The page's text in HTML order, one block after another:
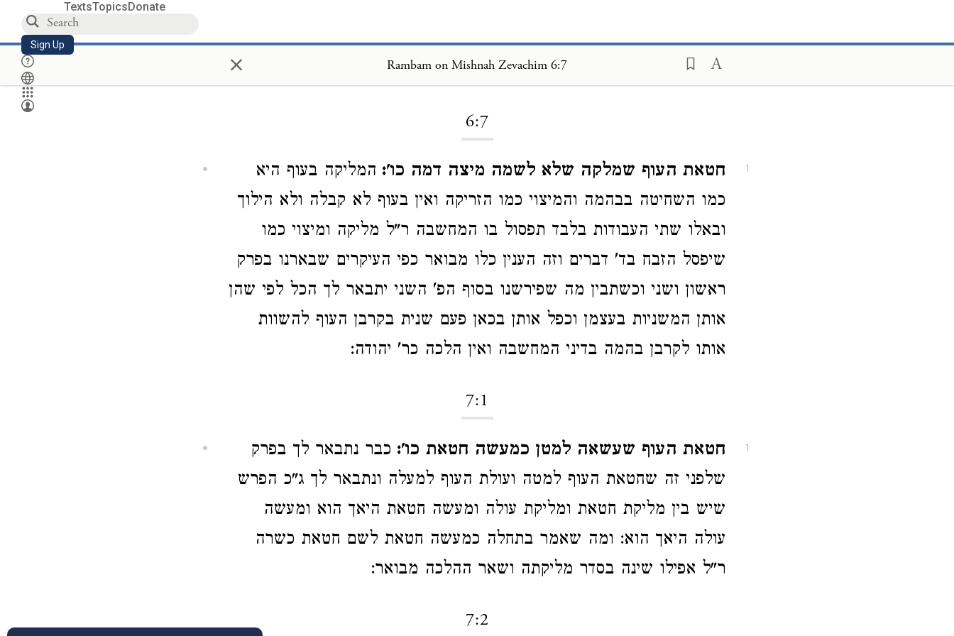
TextsTopicsDonate
Sign Up × Rambam on Mishnah Zevachim 6:7
6:7
1 חטאת העוף שמלקה שלא לשמה מיצה דמה כו': המליקה בעוף היא
כמו השחיטה בבהמה והמיצוי כמו הזריקה ואין בעוף לא קבלה ולא הילוך
ובאלו שתי העבודות בלבד תפסול בו המחשבה ר"ל מליקה ומיצוי כמו
שיפסל הזבח בד' דברים וזה הענין כלו מבואר כפי העיקרים שבארנו בפרק
ראשון ושני וכשתבין מה שפירשנו בסוף הפ' השני יתבאר לך הכל לפי שהן
אותן המשניות בעצמן וכפל אותן בכאן פעם שנית בקרבן העוף להשוות
אותו לקרבן בהמה בדיני המחשבה ואין הלכה כר' יהודה:
7:1
1 חטאת העוף שעשאה למטן כמעשה חטאת כו': כבר נתבאר לך בפרק
שלפני זה שחטאת העוף למטה ועולת העוף למעלה ונתבאר לך ג"כ הפרש
שיש בין מליקת חטאת ומליקת עולה ומעשה חטאת היאך הוא ומעשה
עולה היאך הוא: ומה שאמר בתחלה כמעשה חטאת לשם חטאת כשרה
ר"ל אפילו שינה בסדר מליקתה ושאר ההלכה מבואר:
7:2